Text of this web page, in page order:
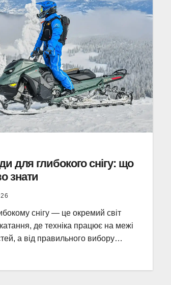
для глибокого снігу: що
знати
снігу — це окремий світ
де техніка працює на межі
а від правильного вибору…